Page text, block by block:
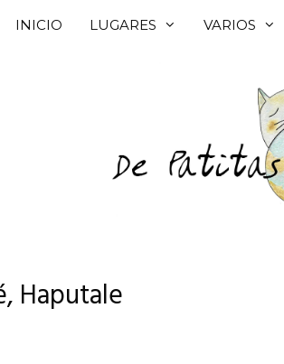
INICIO LUGARES VARIOS
Haputale